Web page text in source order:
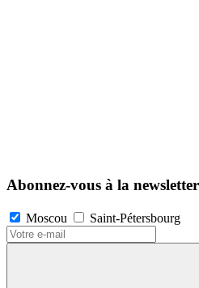
Abonnez-vous à la newsletter
Moscou Saint-Pétersbourg